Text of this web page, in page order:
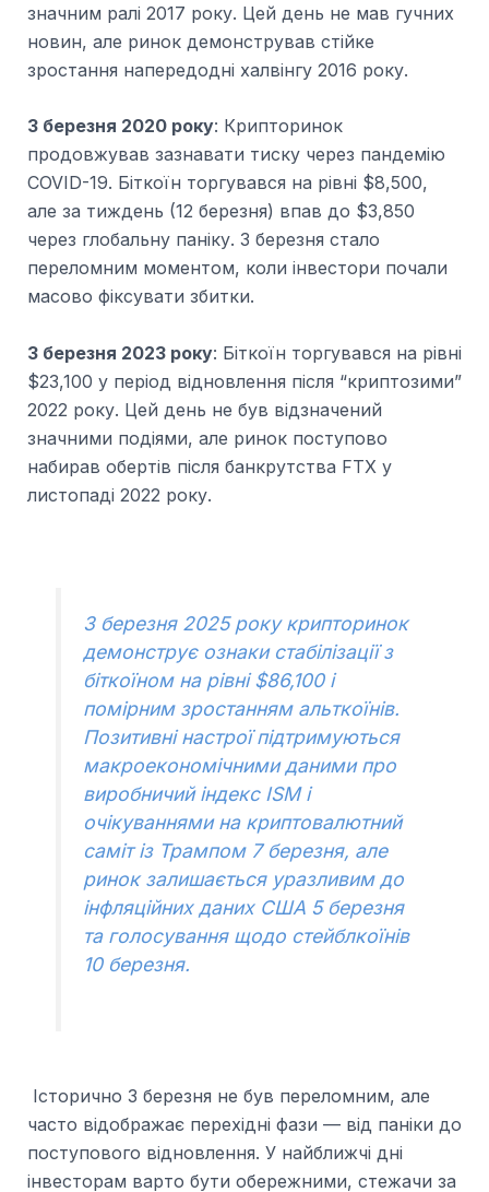
значним ралі 2017 року. Цей день не мав гучних
новин, але ринок демонстрував стійке
зростання напередодні халвінгу 2016 року.
3 березня 2020 року: Крипторинок
продовжував зазнавати тиску через пандемію
COVID-19. Біткоїн торгувався на рівні $8,500,
але за тиждень (12 березня) впав до $3,850
через глобальну паніку. 3 березня стало
переломним моментом, коли інвестори почали
масово фіксувати збитки.
3 березня 2023 року: Біткоїн торгувався на рівні
$23,100 у період відновлення після “криптозими”
2022 року. Цей день не був відзначений
значними подіями, але ринок поступово
набирав обертів після банкрутства FTX у
листопаді 2022 року.
3 березня 2025 року крипторинок
демонструє ознаки стабілізації з
біткоїном на рівні $86,100 і
помірним зростанням альткоїнів.
Позитивні настрої підтримуються
макроекономічними даними про
виробничий індекс ISM і
очікуваннями на криптовалютний
саміт із Трампом 7 березня, але
ринок залишається уразливим до
інфляційних даних США 5 березня
та голосування щодо стейблкоїнів
10 березня.
Історично 3 березня не був переломним, але
часто відображає перехідні фази — від паніки до
поступового відновлення. У найближчі дні
інвесторам варто бути обережними, стежачи за